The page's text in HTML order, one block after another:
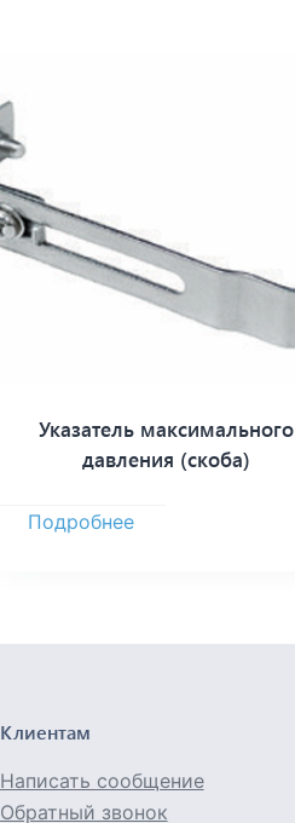
Указатель максимального
давления (скоба)
Подробнее
Клиентам
Написать сообщение
Обратный звонок